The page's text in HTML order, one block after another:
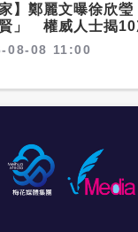
家】鄭麗文曝徐欣瑩
」 權威人士揭10
合最後一哩路
08-08 11:00